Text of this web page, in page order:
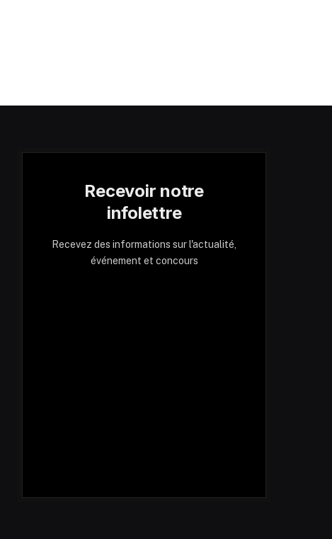
Recevoir notre
infolettre
Recevez des informations sur l'actualité,
événement et concours